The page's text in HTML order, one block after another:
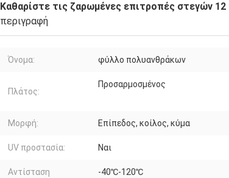
Καθαρίστε τις ζαρωμένες επιτροπές στεγών 12
περιγραφή
Όνομα: φύλλο πολυανθράκων
Πλάτος:
Προσαρμοσμένος
Μορφή: Επίπεδος, κοίλος, κύμα
UV προστασία: Ναι
Αντίσταση
-40℃-120℃